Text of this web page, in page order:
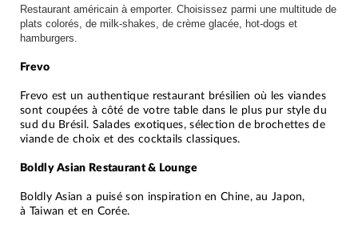
Restaurant américain à emporter. Choisissez parmi une multitude de
plats colorés, de milk-shakes, de crème glacée, hot-dogs et
hamburgers.
Frevo
Frevo est un authentique restaurant brésilien où les viandes
sont coupées à côté de votre table dans le plus pur style du
sud du Brésil. Salades exotiques, sélection de brochettes de
viande de choix et des cocktails classiques.
Boldly Asian Restaurant & Lounge
Boldly Asian a puisé son inspiration en Chine, au Japon,
à Taiwan et en Corée.